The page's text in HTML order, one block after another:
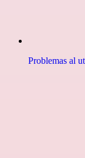
Problemas al